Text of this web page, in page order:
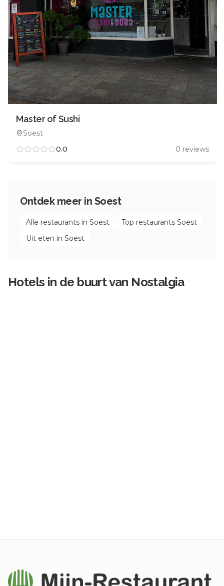
Master of Sushi
Soest
0.0
0 reviews
Ontdek meer in Soest
Alle restaurants in Soest Top restaurants Soest
Uit eten in Soest
Hotels in de buurt van Nostalgia